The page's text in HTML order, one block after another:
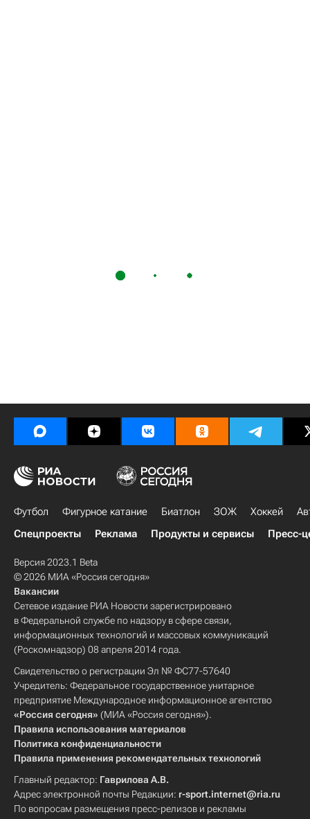
Футбол Фигурное катание Биатлон ЗОЖ Хоккей
Спецпроекты
Реклама Продукты и сервисы Пресс-
Версия 2023.1 Beta
© 2026 МИА «Россия сегодня»
Вакансии
Сетевое издание РИА Новости зарегистрировано
в Федеральной службе по надзору в сфере связи,
информационных технологий и массовых коммуникаций
(Роскомнадзор) 08 апреля 2014 года.
Свидетельство о регистрации Эл № ФС77-57640
Учредитель: Федеральное государственное унитарное
предприятие Международное информационное агентство
«Россия сегодня» (МИА «Россия сегодня»).
Правила использования материалов
Политика конфиденциальности
Правила применения рекомендательных технологий
Главный редактор: Гаврилова А.В.
Адрес электронной почты Редакции: r-sport.internet@ria.ru
По вопросам размещения пресс-релизов и рекламы